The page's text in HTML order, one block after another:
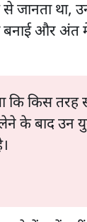
जानता था,
बनाई और
कि किस तरह
लेने के बाद